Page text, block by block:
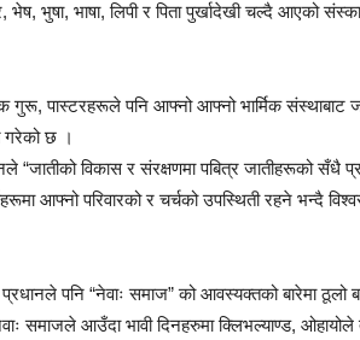
भुषा, भाषा, लिपी र पिता पुर्खादेखी चल्दै आएको
गुरू, पास्टरहरूले पनि आफ्नो आफ्नो भार्मिक संस्थाबाट
गरेको छ ।
विकास र संरक्षणमा पबित्र जातीहरूको सँधै
आफ्नो परिवारको र चर्चको उपस्थिती रहने भन्दै
पनि “नेवाः समाज” को आवस्यक्तको बारेमा
समाजले आउँदा भावी दिनहरुमा क्लिभल्याण्ड, ओहायोले